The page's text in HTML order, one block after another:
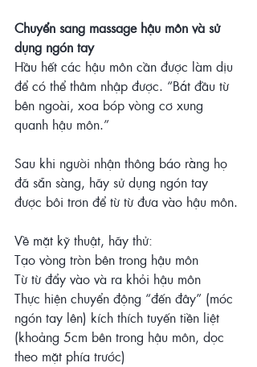
Chuyển sang massage hậu môn và sử
dụng ngón tay
Hầu hết các hậu môn cần được làm dịu
để có thể thâm nhập được. “Bắt đầu từ
bên ngoài, xoa bóp vòng cơ xung
quanh hậu môn.”
Sau khi người nhận thông báo rằng họ
đã sẵn sàng, hãy sử dụng ngón tay
được bôi trơn để từ từ đưa vào hậu môn.
Về mặt kỹ thuật, hãy thử:
Tạo vòng tròn bên trong hậu môn
Từ từ đẩy vào và ra khỏi hậu môn
Thực hiện chuyển động “đến đây” (móc
ngón tay lên) kích thích tuyến tiền liệt
(khoảng 5cm bên trong hậu môn, dọc
theo mặt phía trước)